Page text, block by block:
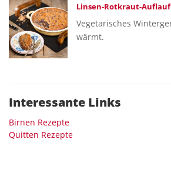
Linsen-Rotkraut-Auflauf
Vegetarisches
wärmt.
Interessante Links
Birnen Rezepte
Quitten Rezepte